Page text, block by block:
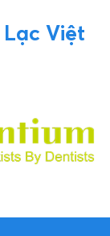
Việt